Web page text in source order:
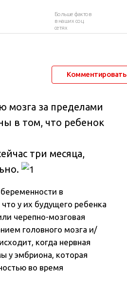
Больше фактов
в наших соц.
сетях
Комментировать
мозга за пределами
в том, что ребенок
три месяца,
в
у их будущего ребенка
черепно-мозговая
головного мозга и/
когда нервная
у эмбриона, которая
во время